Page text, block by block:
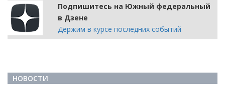
Подпишитесь на Южный федеральный
в Дзене
Держим в курсе последних событий
НОВОСТИ